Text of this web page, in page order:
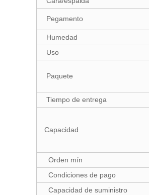
Pegamento
Humedad
Uso
Paquete
Tiempo de entrega
Capacidad
Orden mín
Condiciones de pago
Capacidad de suministro